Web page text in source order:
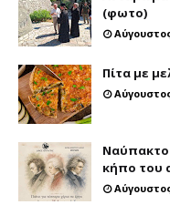
(φωτο)
Πίτα με
κήπο του